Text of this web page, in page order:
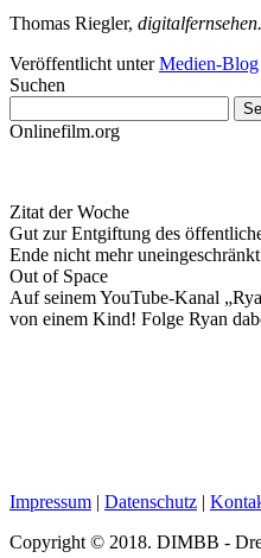
Thomas Riegler,
Veröffentlicht unter Medien-Blog
Suchen
Onlinefilm.org
Zitat der Woche
Gut zur Entgiftung des
Ende nicht mehr
Out of Space
Auf seinem YouTube-Kanal
von einem Kind! Folge Ryan
Impressum | Datenschutz |
Copyright © 2018. DIMBB -